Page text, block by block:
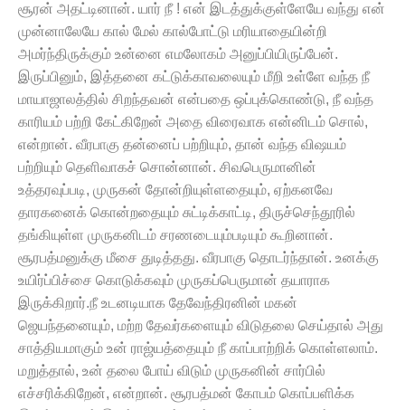
சூரன் அதட்டினான். யார் நீ ! என் இடத்துக்குள்ளேயே வந்து என்
முன்னாலேயே கால் மேல் கால்போட்டு மரியாதையின்றி
அமர்ந்திருக்கும் உன்னை எமலோகம் அனுப்பியிருப்பேன்.
இருப்பினும், இத்தனை கட்டுக்காவலையும் மீறி உள்ளே வந்த நீ
மாயாஜாலத்தில் சிறந்தவன் என்பதை ஒப்புக்கொண்டு, நீ வந்த
காரியம் பற்றி கேட்கிறேன் அதை விரைவாக என்னிடம் சொல்,
என்றான். வீரபாகு தன்னைப் பற்றியும், தான் வந்த விஷயம்
பற்றியும் தெளிவாகச் சொன்னான். சிவபெருமானின்
உத்தரவுப்படி, முருகன் தோன்றியுள்ளதையும், ஏற்கனவே
தாரகனைக் கொன்றதையும் சுட்டிக்காட்டி, திருச்செந்தூரில்
தங்கியுள்ள முருகனிடம் சரணடையும்படியும் கூறினான்.
சூரபத்மனுக்கு மீசை துடித்தது. வீரபாகு தொடர்ந்தான். உனக்கு
உயிர்ப்பிச்சை கொடுக்கவும் முருகப்பெருமான் தயாராக
இருக்கிறார்.நீ உடனடியாக தேவேந்திரனின் மகன்
ஜெயந்தனையும், மற்ற தேவர்களையும் விடுதலை செய்தால் அது
சாத்தியமாகும் உன் ராஜ்யத்தையும் நீ காப்பாற்றிக் கொள்ளலாம்.
மறுத்தால், உன் தலை போய் விடும் முருகனின் சார்பில்
எச்சரிக்கிறேன், என்றான். சூரபத்மன் கோபம் கொப்பளிக்க